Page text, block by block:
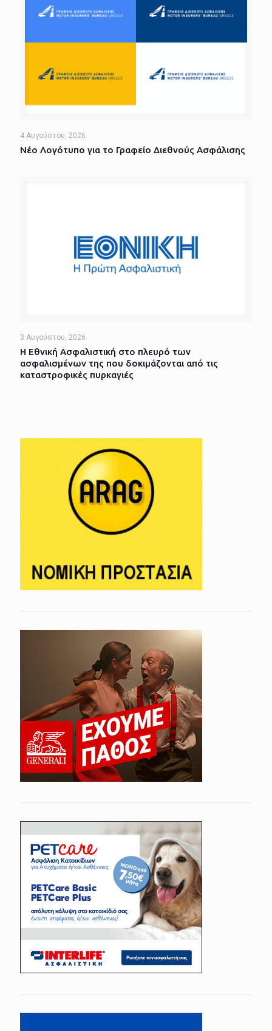
4 Αυγούστου, 2026
Νέο Λογότυπο για το Γραφείο Διεθνούς Ασφάλισης
3 Αυγούστου, 2026
Η Εθνική Ασφαλιστική στο πλευρό των
ασφαλισμένων της που δοκιμάζονται από τις
καταστροφικές πυρκαγιές